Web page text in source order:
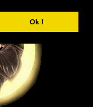
Ok !